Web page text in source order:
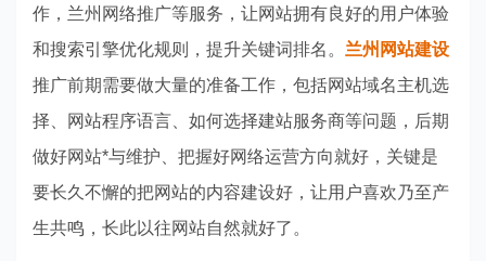
作，兰州网络推广等服务，让网站拥有良好的用户体验
和搜索引擎优化规则，提升关键词排名。 兰州网站建设
推广前期需要做大量的准备工作，包括网站域名主机选
择、网站程序语言、如何选择建站服务商等问题，后期
做好网站*与维护、把握好网络运营方向就好，关键是
要长久不懈的把网站的内容建设好，让用户喜欢乃至产
生共鸣，长此以往网站自然就好了。